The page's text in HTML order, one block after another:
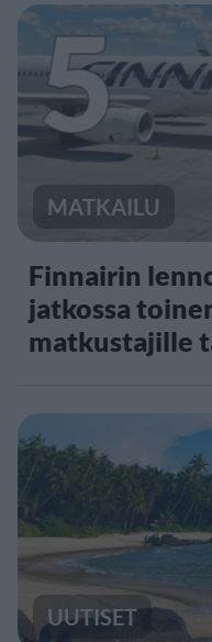
5
MATKAILU
Finnairin
jatkossa
matkustajille
UUTISET